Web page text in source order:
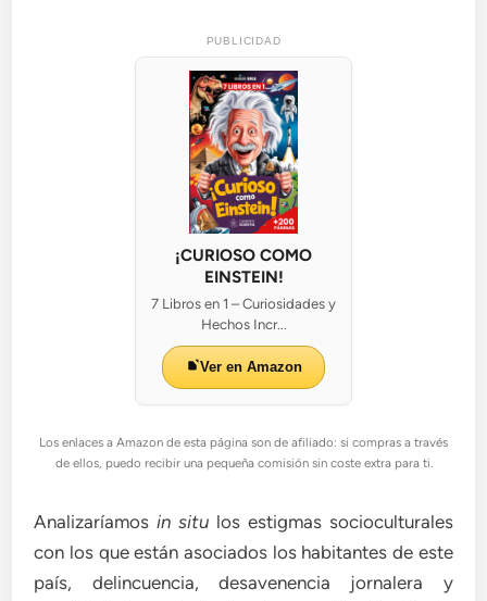
PUBLICIDAD
¡CURIOSO COMO
EINSTEIN!
7 Libros en 1 – Curiosidades y
Hechos Incr...
Ver en Amazon
Los enlaces a Amazon de esta página son de afiliado: si compras a través
de ellos, puedo recibir una pequeña comisión sin coste extra para ti.
Analizaríamosin situ los estigmas socioculturales
con los que están asociados los habitantes de este
país, delincuencia, desavenencia jornalera y